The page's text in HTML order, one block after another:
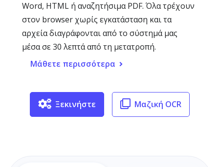
Word, HTML ή αναζητήσιμα PDF. Όλα τρέχουν
στον browser χωρίς εγκατάσταση και τα
αρχεία διαγράφονται από το σύστημά μας
μέσα σε 30 λεπτά από τη μετατροπή.
Μάθετε περισσότερα
Ξεκινήστε Μαζική OCR